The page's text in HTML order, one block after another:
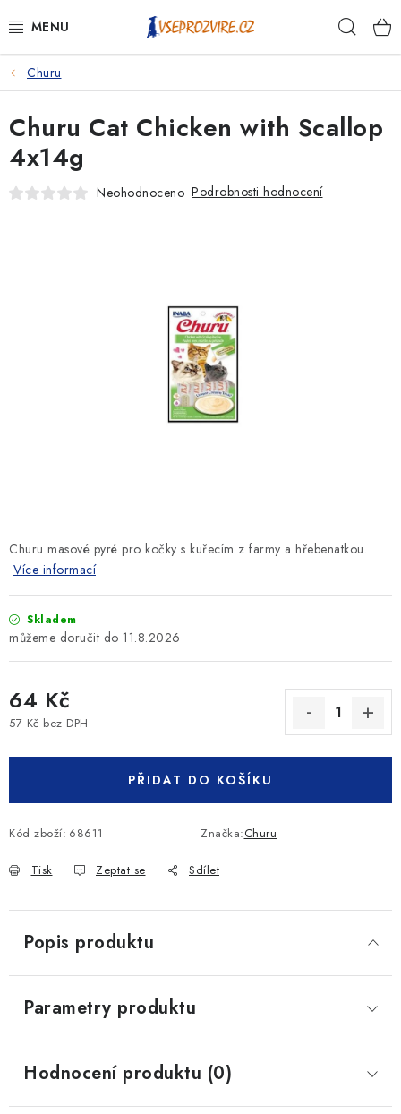
na
PSI
KOČKY
KONĚ
KRÁLÍCI/HLODAVCI/PTÁCI
Churu
Churu masové pyré pro kočky s kuřecím z farmy a hřebenatkou.
Více informací
Skladem
11.8.2026
64 Kč
57 Kč bez DPH
PŘIDAT DO KOŠÍKU
Kód zboží: 68611 Značka:Churu
Tisk Zeptat se Sdílet
Churu Cat Chicken with Scallop
4x14g
Neohodnoceno Podrobnosti hodnocení
Popis produktu
Parametry produktu
Hodnocení produktu (0)